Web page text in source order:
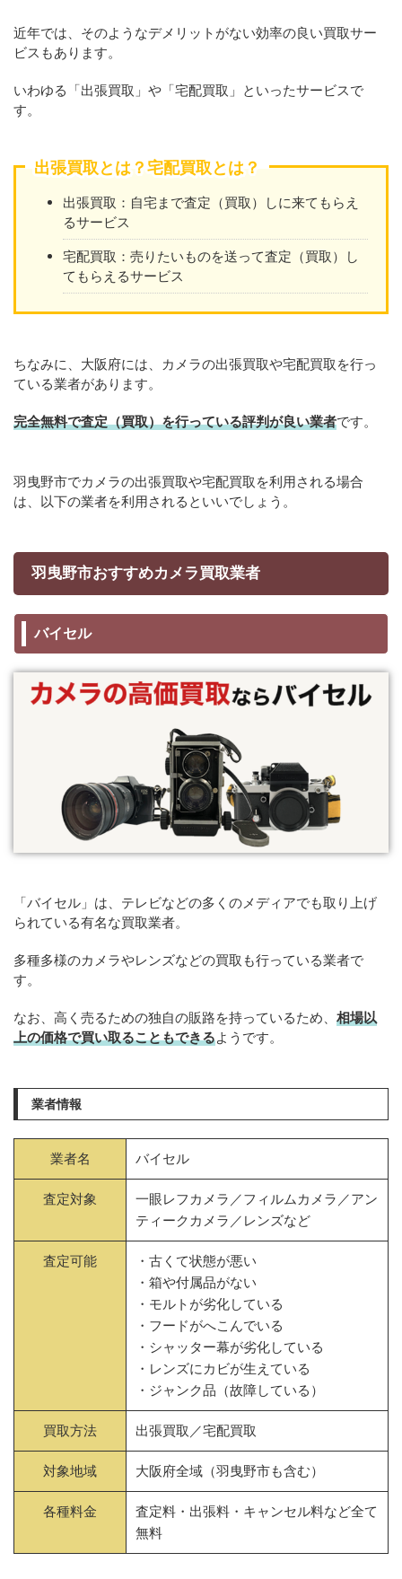
近年では、そのようなデメリットがない効率の良い買取サー
ビスもあります。
いわゆる「出張買取」や「宅配買取」といったサービスで
す。
出張買取とは？宅配買取とは？
出張買取：自宅まで査定（買取）しに来てもらえ
るサービス
宅配買取：売りたいものを送って査定（買取）し
てもらえるサービス
ちなみに、大阪府には、カメラの出張買取や宅配買取を行っ
ている業者があります。
完全無料で査定（買取）を行っている評判が良い業者です。
羽曳野市でカメラの出張買取や宅配買取を利用される場合
は、以下の業者を利用されるといいでしょう。
羽曳野市おすすめカメラ買取業者
バイセル
「バイセル」は、テレビなどの多くのメディアでも取り上げ
られている有名な買取業者。
多種多様のカメラやレンズなどの買取も行っている業者で
す。
なお、高く売るための独自の販路を持っているため、 相場以
上の価格で買い取ることもできるようです。
業者情報
業者名 バイセル
査定対象
一眼レフカメラ／フィルムカメラ／アン
ティークカメラ／レンズなど
査定可能
・古くて状態が悪い
・箱や付属品がない
・モルトが劣化している
・フードがへこんでいる
・シャッター幕が劣化している
・レンズにカビが生えている
・ジャンク品（故障している）
買取方法 出張買取／宅配買取
対象地域 大阪府全域（羽曳野市も含む）
各種料金
査定料・出張料・キャンセル料など全て
無料